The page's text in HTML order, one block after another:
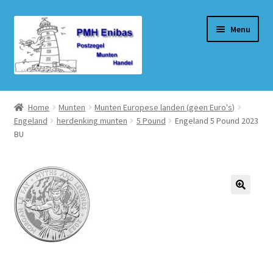
door
naar
navigatie
naar
de
inhoud
Menu
Home
Beurzen
Winkelmand
Afrekenen
Home Munten
Munten Europese landen (geen Euro's)
Engeland
herdenking munten 5 Pound
Engeland 5 Pound 2023
BU